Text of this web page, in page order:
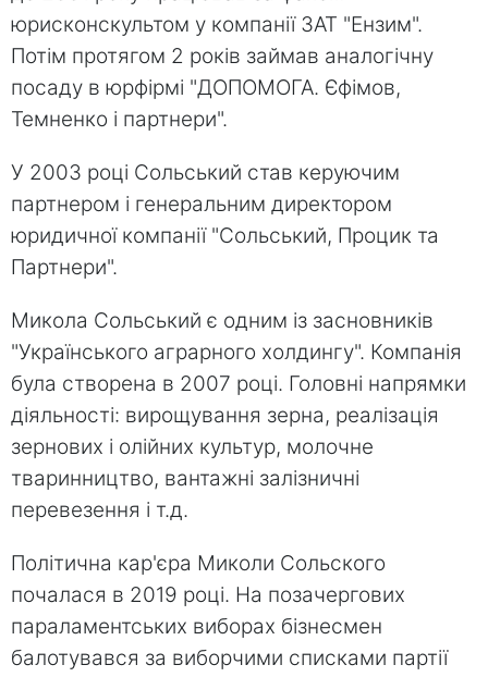
юрисконскультом у компанії ЗАТ "Ензим".
Потім протягом 2 років займав аналогічну
посаду в юрфірмі "ДОПОМОГА. Єфімов,
Темненко і партнери".
У 2003 році Сольський став керуючим
партнером і генеральним директором
юридичної компанії "Сольський, Процик та
Партнери".
Микола Сольський є одним із засновників
"Українського аграрного холдингу". Компанія
була створена в 2007 році. Головні напрямки
діяльності: вирощування зерна, реалізація
зернових і олійних культур, молочне
тваринництво, вантажні залізничні
перевезення і т.д.
Політична кар'єра Миколи Сольского
почалася в 2019 році. На позачергових
параламентських виборах бізнесмен
балотувався за виборчими списками партії